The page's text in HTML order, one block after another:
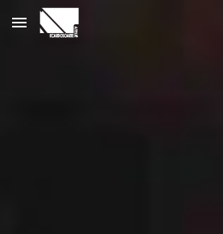
Skip to main content